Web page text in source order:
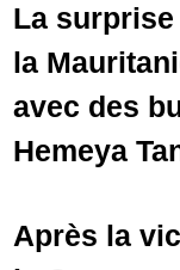
La
la
avec des
Hemeya
Après la